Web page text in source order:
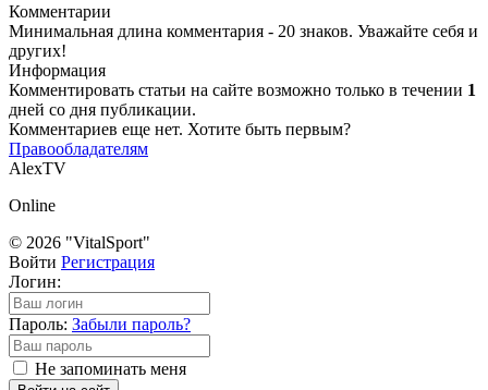
Комментарии
Минимальная длина комментария - 20 знаков. Уважайте себя и
других!
Информация
Комментировать статьи на сайте возможно только в течении 1
дней со дня публикации.
Комментариев еще нет. Хотите быть первым?
Правообладателям
AlexTV
Online
© 2026 "VitalSport"
Войти Регистрация
Логин:
Пароль: Забыли пароль?
Не запоминать меня